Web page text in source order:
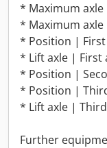
* Maximum axle
* Maximum axle
* Position | First
* Lift axle | First
* Position |
* Position |
* Lift axle | Third
Further